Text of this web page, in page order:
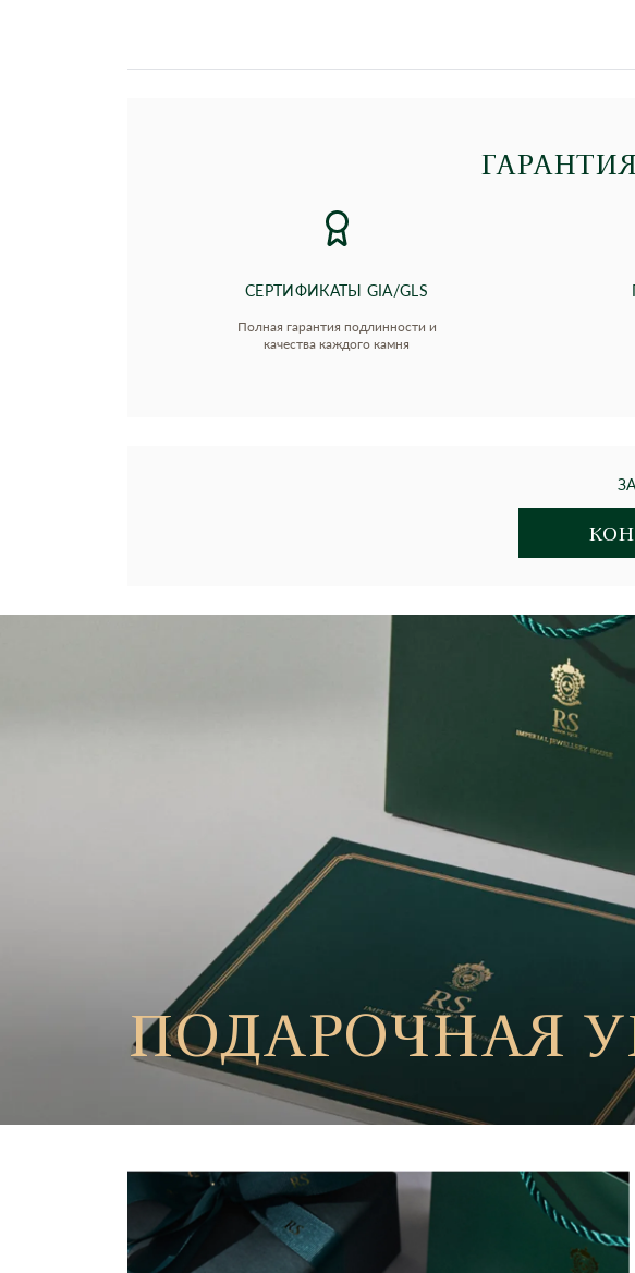
ГАРАНТИЯ
СЕРТИФИКАТЫ GIA/GLS
Полная гарантия подлинности и
качества каждого камня
ПОДАРОЧНАЯ